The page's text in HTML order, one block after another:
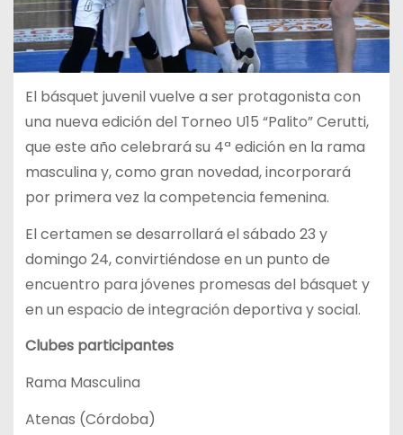
El básquet juvenil vuelve a ser protagonista con
una nueva edición del Torneo U15 “Palito” Cerutti,
que este año celebrará su 4ª edición en la rama
masculina y, como gran novedad, incorporará
por primera vez la competencia femenina.
El certamen se desarrollará el sábado 23 y
domingo 24, convirtiéndose en un punto de
encuentro para jóvenes promesas del básquet y
en un espacio de integración deportiva y social.
Clubes participantes
Rama Masculina
Atenas (Córdoba)